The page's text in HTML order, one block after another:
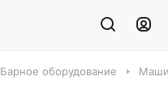
Барное оборудование